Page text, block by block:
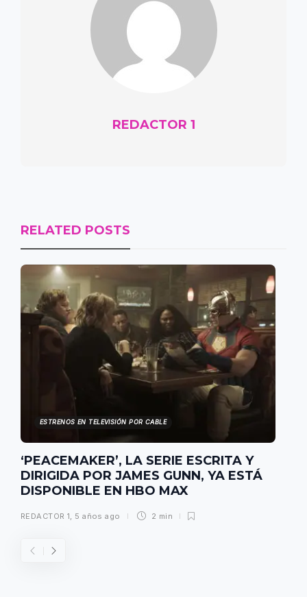
REDACTOR 1
RELATED POSTS
ESTRENOS EN TELEVISIÓN POR CABLE
‘PEACEMAKER’, LA SERIE ESCRITA Y
DIRIGIDA POR JAMES GUNN, YA ESTÁ
DISPONIBLE EN HBO MAX
REDACTOR 1, 5 años ago 2 min